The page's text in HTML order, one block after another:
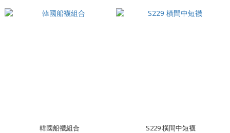
韓國船襪組合 S229 橫間中短襪